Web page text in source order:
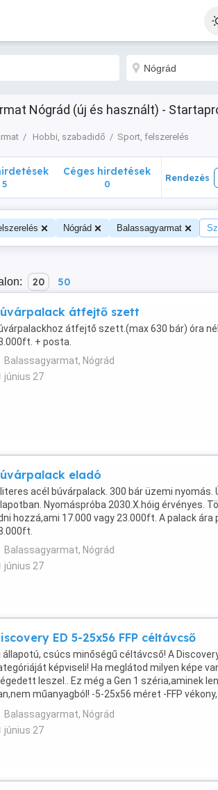
Nógrád (új és használt) -
Hobbi, szabadidő Sport, felszerelés
5
Céges hirdetések
0
Rendezés
Nógrád Balassagyarmat
20 50
átfejtő szett
átfejtő szett.(max 630 bár) óra
+ posta.
Balassagyarmat, Nógrád
június 27
eladó
acél búvárpalack. 300 bár üzemi
Nyomáspróba 2030.X.hóig érvényes.
hozzá,ami 17.000 vagy 23.000ft. A palack ára
Balassagyarmat, Nógrád
június 27
ED 5-25x56 FFP céltávcső
állapotú, csúcs minőségű céltávcső! A
képviseli! Ha meglátod milyen képe
leszel.. Ez még a Gen 1 széria,aminek
műanyagból! -5-25x56 méret -FFP
nagyítja a szálkeresztet is) -ki-be ...
Balassagyarmat, Nógrád
június 27